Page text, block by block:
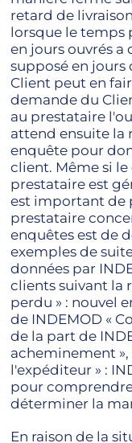
retard de
lorsque le temps
en jours ouvrés a
supposé en jours
Client peut en
demande du
au prestataire
attend ensuite la
enquête pour
client. Même si
prestataire est
est important de
prestataire
enquêtes est de
exemples de
données par
clients suivant la
perdu » : nouvel
de INDEMOD «
de la part de
acheminement »,
l'expéditeur » :
pour
déterminer la
En raison de la